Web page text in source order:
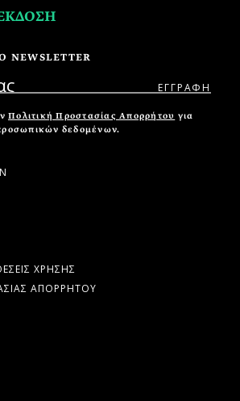
NEWSLETTER
Πολιτική Προστασίας Απορρήτου για
δεδομένων.
ΧΡΗΣΗΣ
ΑΠΟΡΡΗΤΟΥ